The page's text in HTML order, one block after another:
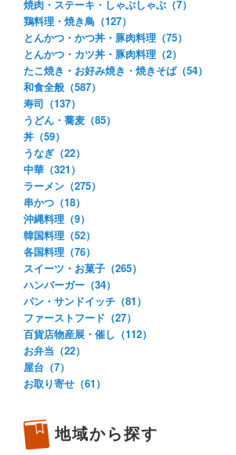
焼肉・ステーキ・しゃぶしゃぶ（7）
鶏料理・焼き鳥（127）
とんかつ・かつ丼・豚肉料理（75）
とんかつ・カツ丼・豚肉料理（2）
たこ焼き・お好み焼き・焼きそば（54）
和食全般（587）
寿司（137）
うどん・蕎麦（85）
丼（59）
うなぎ（22）
中華（321）
ラーメン（275）
串かつ（18）
沖縄料理（9）
韓国料理（52）
各国料理（76）
スイーツ・お菓子（265）
ハンバーガー（34）
パン・サンドイッチ（81）
ファーストフード（27）
百貨店物産展・催し（112）
お弁当（22）
屋台（7）
お取り寄せ（61）
地域から探す